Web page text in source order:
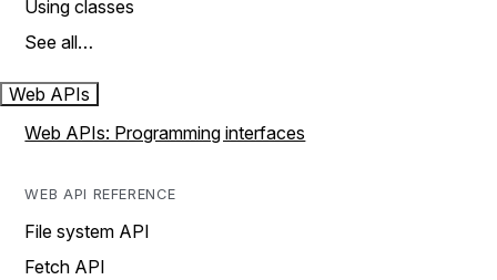
Using classes
See all…
Web APIs
Web APIs: Programming interfaces
WEB API REFERENCE
File system API
Fetch API